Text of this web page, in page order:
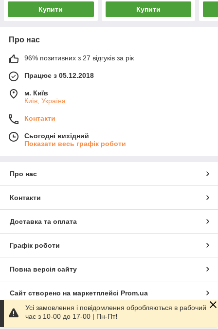
Купити Купити
Про нас
96% позитивних з 27 відгуків за рік
Працює з 05.12.2018
м. Київ
Київ, Україна
Контакти
Сьогодні вихідний
Показати весь графік роботи
Про нас
Контакти
Доставка та оплата
Графік роботи
Повна версія сайту
Сайт створено на маркетплейсі Prom.ua
Політика конфіденційності
Усі замовлення і повідомлення обробляються в рабочий
час з 10-00 до 17-00 | Пн-Пт❗️